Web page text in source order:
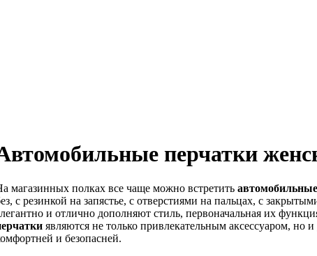
перчатки
магазинных полках все чаще можно встретить
с резинкой на запястье, с отверстиями на пальцах, с
и отлично дополняют стиль, первоначальная их
являются не только привлекательным аксессуаром, но
и безопасней.